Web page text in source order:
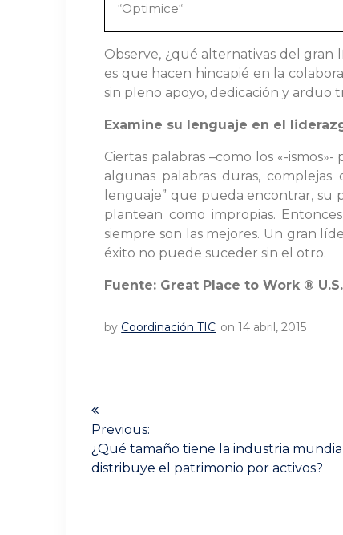
“Optimice“
Observe, ¿qué alternativas del gran
es que hacen hincapié en la
sin pleno apoyo, dedicación y arduo
Examine su lenguaje en el
Ciertas palabras –como los «-
algunas palabras duras,
lenguaje” que pueda encontrar, su
plantean como impropias.
siempre son las mejores. Un gran
éxito no puede suceder sin el otro.
Fuente: Great Place to Work ®
by Coordinación TIC on 14 abril, 2015
Navegación
de
entradas
Previous:
Previous
post:
¿Qué tamaño tiene la industria
distribuye el patrimonio por activos?